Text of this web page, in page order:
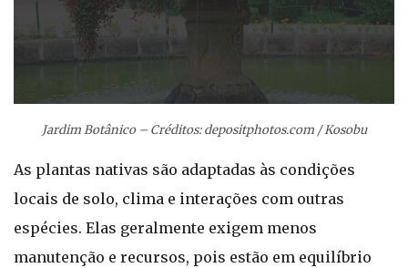
Jardim Botânico – Créditos: depositphotos.com / Kosobu
As plantas nativas são adaptadas às condições
locais de solo, clima e interações com outras
espécies. Elas geralmente exigem menos
manutenção e recursos, pois estão em equilíbrio